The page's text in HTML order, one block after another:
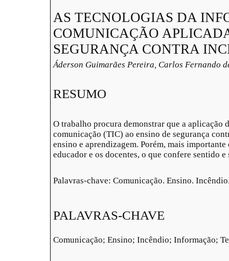
AS TECNOLOGIAS DA
COMUNICAÇÃO
SEGURANÇA CONTRA
Áderson Guimarães Pereira, Carlos Fernando
RESUMO
O trabalho procura demonstrar que a aplicação
comunicação (TIC) ao ensino de segurança
ensino e aprendizagem. Porém, mais
educador e os docentes, o que confere sentido
Palavras-chave: Comunicação. Ensino.
PALAVRAS-CHAVE
Comunicação; Ensino; Incêndio; Informação;